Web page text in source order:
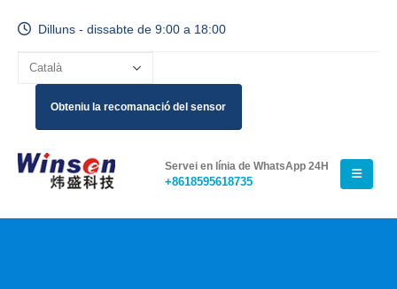
Dilluns - dissabte de 9:00 a 18:00
Obteniu la recomanació del sensor
Servei en línia de WhatsApp 24H
+8618595618735